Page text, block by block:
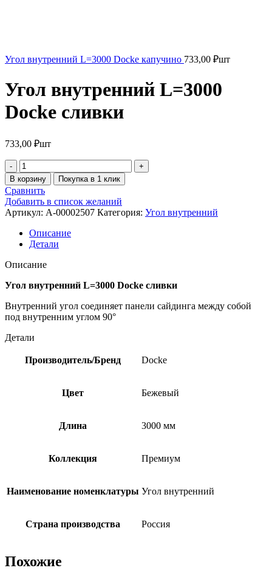
Угол внутренний L=3000 Docke капучино 733,00 ₽шт
Угол внутренний L=3000
Docke сливки
733,00 ₽шт
В корзину Покупка в 1 клик
Сравнить
Добавить в список желаний
Артикул: A-00002507 Категория: Угол внутренний
Описание
Детали
Описание
Угол внутренний L=3000 Docke сливки
Внутренний угол соединяет панели сайдинга между собой
под внутренним углом 90°
Детали
Производитель/Бренд Docke
Цвет Бежевый
Длина 3000 мм
Коллекция Премиум
Наименование номенклатуры Угол внутренний
Страна производства Россия
Похожие